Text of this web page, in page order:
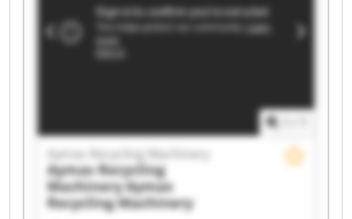
Aymas Recycling Machinery Aymas Recycling
Machinery Aymas Recycling Machinery Aymas
Recycling Machinery Aymas Recycling Machinery
Aymas Recycling Machinery
Aymas Recycling
Machinery Aymas
Recycling Machinery